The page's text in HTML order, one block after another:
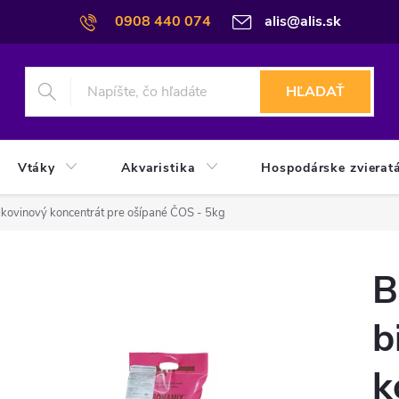
0908 440 074 alis@alis.sk
HĽADAŤ
Vtáky Akvaristika Hospodárske
koncentrát pre ošípané ČOS - 5kg